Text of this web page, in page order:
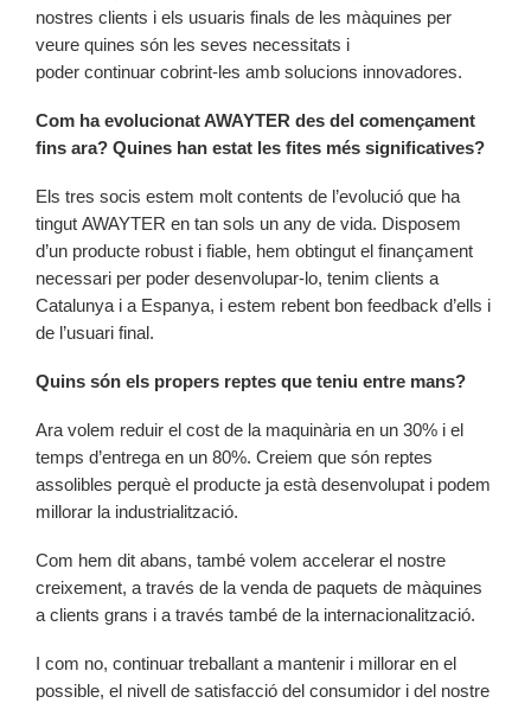
nostres clients i els usuaris finals de les màquines per
veure quines són les seves necessitats i
poder continuar cobrint-les amb solucions innovadores.
Com ha evolucionat AWAYTER des del començament
fins ara? Quines han estat les fites més significatives?
Els tres socis estem molt contents de l’evolució que ha
tingut AWAYTER en tan sols un any de vida. Disposem
d’un producte robust i fiable, hem obtingut el finançament
necessari per poder desenvolupar-lo, tenim clients a
Catalunya i a Espanya, i estem rebent bon feedback d’ells i
de l’usuari final.
Quins són els propers reptes que teniu entre mans?
Ara volem reduir el cost de la maquinària en un 30% i el
temps d’entrega en un 80%. Creiem que són reptes
assolibles perquè el producte ja està desenvolupat i podem
millorar la industrialització.
Com hem dit abans, també volem accelerar el nostre
creixement, a través de la venda de paquets de màquines
a clients grans i a través també de la internacionalització.
I com no, continuar treballant a mantenir i millorar en el
possible, el nivell de satisfacció del consumidor i del nostre